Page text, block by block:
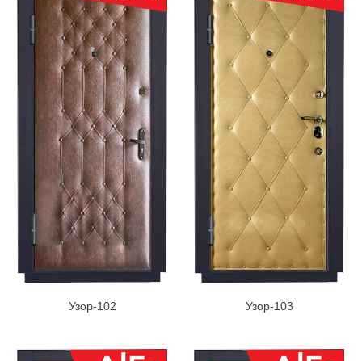
Узор-102 Узор-103